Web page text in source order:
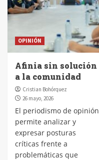
OPINIÓN
Afinia sin solución
a la comunidad
Cristian Bohórquez
26 mayo, 2026
El periodismo de opinión
permite analizar y
expresar posturas
críticas frente a
problemáticas que